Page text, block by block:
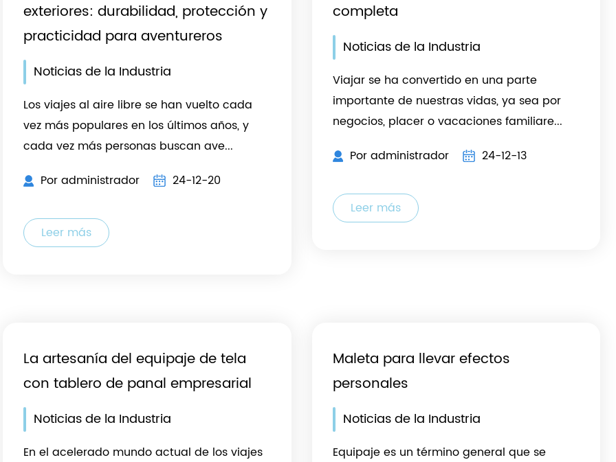
exteriores: durabilidad, protección y
practicidad para aventureros
Noticias de la Industria
Los viajes al aire libre se han vuelto cada
vez más populares en los últimos años, y
cada vez más personas buscan ave...
Por administrador
24-12-20
Leer más
completa
Noticias de la Industria
Viajar se ha convertido en una parte
importante de nuestras vidas, ya sea por
negocios, placer o vacaciones familiare...
Por administrador
24-12-13
Leer más
La artesanía del equipaje de tela
con tablero de panal empresarial
Noticias de la Industria
En el acelerado mundo actual de los viajes
Maleta para llevar efectos
personales
Noticias de la Industria
Equipaje es un término general que se